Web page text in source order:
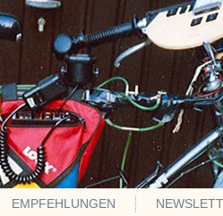
EMPFEHLUNGEN